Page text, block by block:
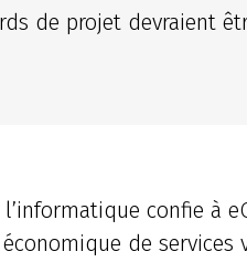
de projet devraient
l’informatique confie à
de services